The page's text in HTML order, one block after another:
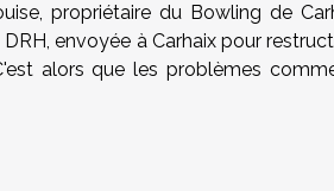
propriétaire du Bowling de
envoyée à Carhaix pour
alors que les problèmes